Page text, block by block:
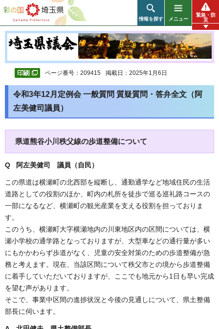
彩の国 埼玉県
情報を探す メニュー
緊急・防
災
ページ番号：209415 掲載日：2025年1月6日
令和3年12月定例会 一般質問 質疑質問・答弁全文（阿
左美健司議員）
県道熊谷小川秩父線の歩道整備について
Q 阿左美健司 議員（自民）
この県道は横瀬町の北西部を縦断し、通勤通学など地域住民の生活
道路としての役割のほか、町内の札所を徒歩で巡る巡礼路コースの
一部になるなど、横瀬町の観光産業を支える役割を担っておりま
す。
このうち、横瀬町大字横瀬地内の川東地区内の区間については、横
瀬小学校の通学路となっておりますが、大型車などの通行量が多い
にもかかわらず歩道がなく、児童の安全対策のための歩道整備が急
務と考えます。現在、当該区間について秩父市との境から歩道整備
に着手していただいておりますが、ここでも地元から1日も早い完成
を望む声があります。
そこで、事業中区間の進捗状況と今後の見通しについて、県土整備
部長に伺います。